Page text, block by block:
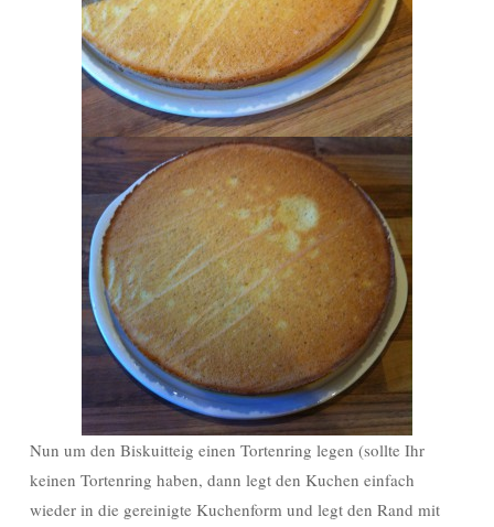
Nun um den Biskuitteig einen Tortenring legen (sollte Ihr
keinen Tortenring haben, dann legt den Kuchen einfach
wieder in die gereinigte Kuchenform und legt den Rand mit